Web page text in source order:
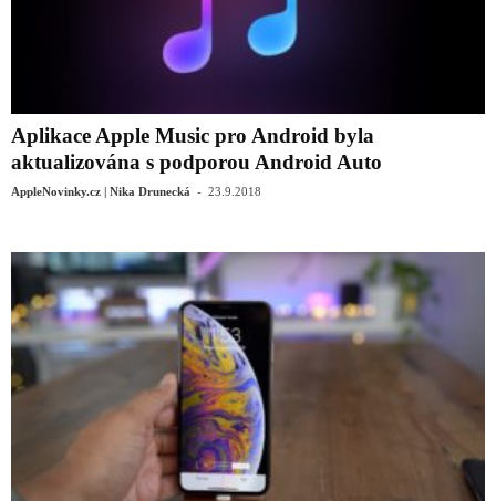
Aplikace Apple Music pro Android byla
aktualizována s podporou Android Auto
AppleNovinky.cz | Nika Drunecká - 23.9.2018